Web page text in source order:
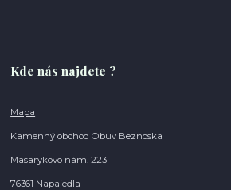
Kde nás najdete ?
Mapa
Kamenný obchod Obuv Beznoska
Masarykovo nám. 223
76361 Napajedla